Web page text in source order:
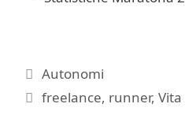
Categorie
Autonomi
Tag
freelance, runner,